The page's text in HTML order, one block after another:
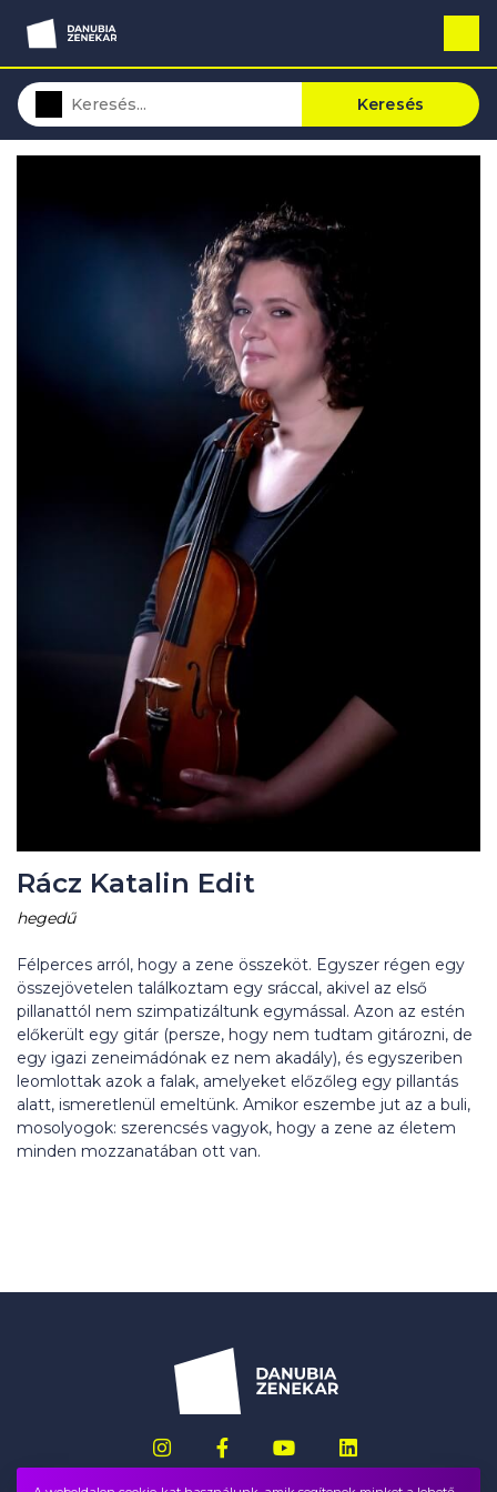
Keresés
Rácz Katalin Edit
hegedű
Félperces arról, hogy a zene összeköt. Egyszer régen egy
összejövetelen találkoztam egy sráccal, akivel az első
pillanattól nem szimpatizáltunk egymással. Azon az estén
előkerült egy gitár (persze, hogy nem tudtam gitározni, de
egy igazi zeneimádónak ez nem akadály), és egyszeriben
leomlottak azok a falak, amelyeket előzőleg egy pillantás
alatt, ismeretlenül emeltünk. Amikor eszembe jut az a buli,
mosolyogok: szerencsés vagyok, hogy a zene az életem
minden mozzanatában ott van.